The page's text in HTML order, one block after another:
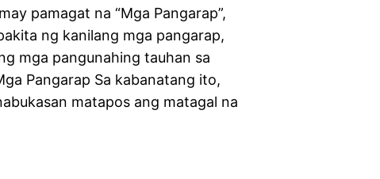
pamagat na “Mga Pangarap”,
ng kanilang mga pangarap,
mga pangunahing tauhan sa
Pangarap Sa kabanatang ito,
matapos ang matagal na